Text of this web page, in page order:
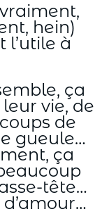
hein)
l’utile à
ça
vie, de
de
gueule…
ça
tête…